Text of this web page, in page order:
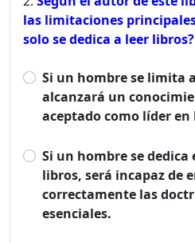
las limitaciones
solo se dedica a leer libros?
Si un hombre se limita
alcanzará un
aceptado como líder en
Si un hombre se
libros, será incapaz de
correctamente las
esenciales.